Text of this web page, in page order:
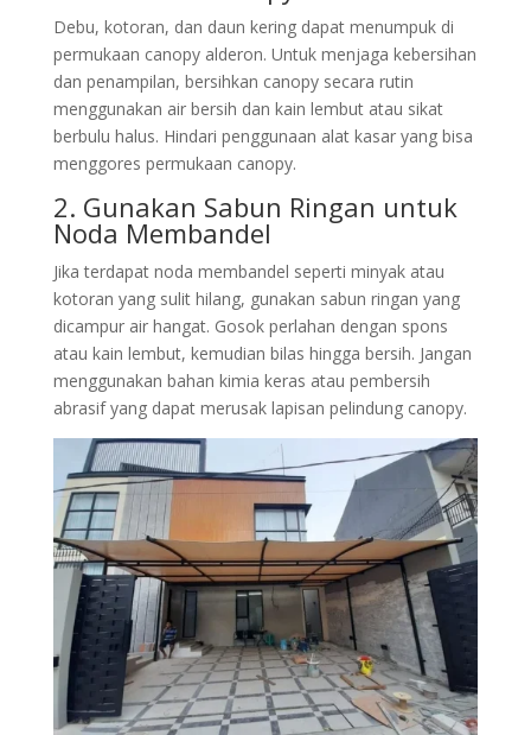
Debu, kotoran, dan daun kering dapat menumpuk di
permukaan canopy alderon. Untuk menjaga kebersihan
dan penampilan, bersihkan canopy secara rutin
menggunakan air bersih dan kain lembut atau sikat
berbulu halus. Hindari penggunaan alat kasar yang bisa
menggores permukaan canopy.
2. Gunakan Sabun Ringan untuk
Noda Membandel
Jika terdapat noda membandel seperti minyak atau
kotoran yang sulit hilang, gunakan sabun ringan yang
dicampur air hangat. Gosok perlahan dengan spons
atau kain lembut, kemudian bilas hingga bersih. Jangan
menggunakan bahan kimia keras atau pembersih
abrasif yang dapat merusak lapisan pelindung canopy.